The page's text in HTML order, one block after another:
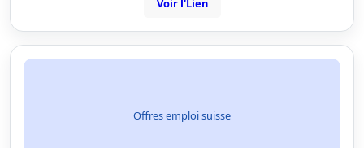
Voir l'Lien
Offres emploi suisse